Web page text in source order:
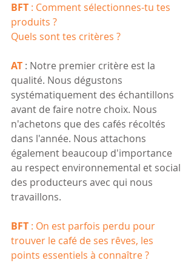
BFT : Comment sélectionnes-tu tes
produits ?
Quels sont tes critères ?
AT : Notre premier critère est la
qualité. Nous dégustons
systématiquement des échantillons
avant de faire notre choix. Nous
n'achetons que des cafés récoltés
dans l'année. Nous attachons
également beaucoup d'importance
au respect environnemental et social
des producteurs avec qui nous
travaillons.
BFT : On est parfois perdu pour
trouver le café de ses rêves, les
points essentiels à connaître ?